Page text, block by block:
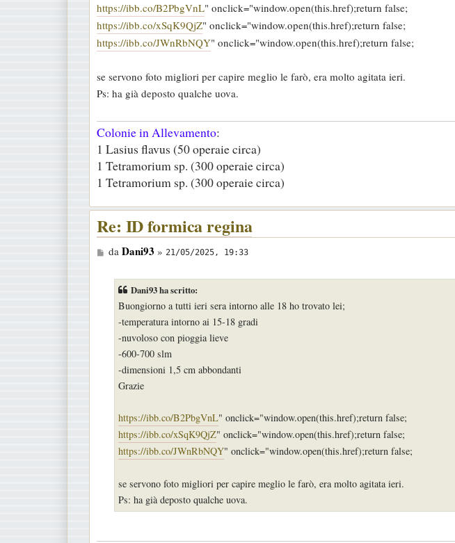
https://ibb.co/B2PbgVnL" onclick="window.open(this.href);return false;
https://ibb.co/xSqK9QjZ" onclick="window.open(this.href);return false;
https://ibb.co/JWnRbNQY" onclick="window.open(this.href);return false;
se servono foto migliori per capire meglio le farò, era molto agitata ieri.
Ps: ha già deposto qualche uova.
Colonie in Allevamento:
1 Lasius flavus (50 operaie circa)
1 Tetramorium sp. (300 operaie circa)
1 Tetramorium sp. (300 operaie circa)
Re: ID formica regina
M
da Dani93 » 21/05/2025, 19:33
Dani93 ha scritto:
Buongiorno a tutti ieri sera intorno alle 18 ho trovato lei;
-temperatura intorno ai 15-18 gradi
-nuvoloso con pioggia lieve
-600-700 slm
-dimensioni 1,5 cm abbondanti
Grazie
https://ibb.co/B2PbgVnL" onclick="window.open(this.href);return false;
https://ibb.co/xSqK9QjZ" onclick="window.open(this.href);return false;
https://ibb.co/JWnRbNQY" onclick="window.open(this.href);return false;
se servono foto migliori per capire meglio le farò, era molto agitata ieri.
Ps: ha già deposto qualche uova.